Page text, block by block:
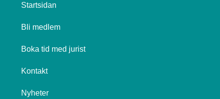
Startsidan
Bli medlem
Boka tid med jurist
Kontakt
Nyheter